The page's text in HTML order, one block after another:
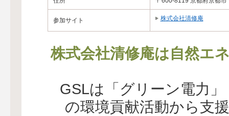
参加サイト 株式会社清修庵
株式会社清修庵は自然エ
GSLは「グリーン電力
の環境貢献活動から支